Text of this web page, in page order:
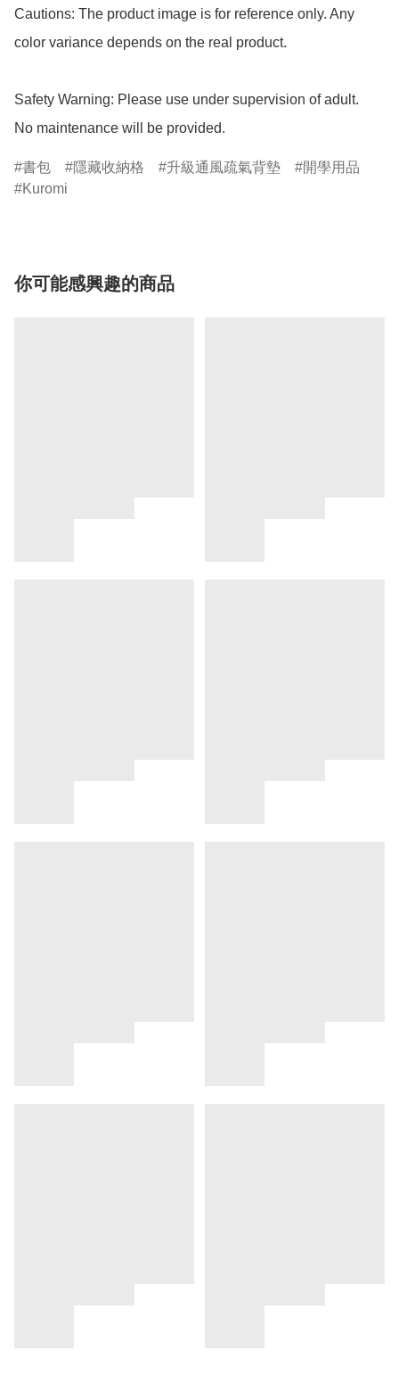
Cautions: The product image is for reference only. Any
color variance depends on the real product.
Safety Warning: Please use under supervision of adult.
No maintenance will be provided.
書包 隱藏收納格 升級通風疏氣背墊
開學用品
Kuromi
你可能感興趣的商品